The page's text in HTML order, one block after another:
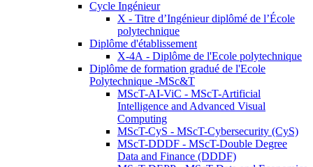
Cycle Ingénieur
X - Titre d’Ingénieur diplômé de l’École
polytechnique
Diplôme d'établissement
X-4A - Diplôme de l'Ecole polytechnique
Diplôme de formation gradué de l'Ecole
Polytechnique -MSc&T
MScT-AI-ViC - MScT-Artificial
Intelligence and Advanced Visual
Computing
MScT-CyS - MScT-Cybersecurity (CyS)
MScT-DDDF - MScT-Double Degree
Data and Finance (DDDF)